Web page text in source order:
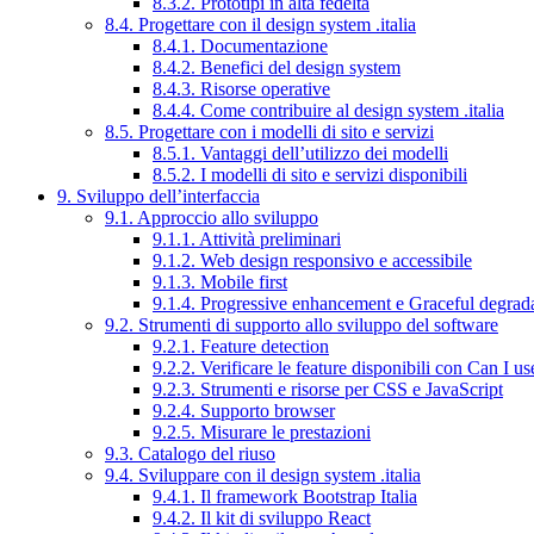
8.4. Progettare con il design system .italia
8.4.1. Documentazione
8.4.2. Benefici del design system
8.4.3. Risorse operative
8.4.4. Come contribuire al design system .italia
8.5. Progettare con i modelli di sito e servizi
8.5.1. Vantaggi dell’utilizzo dei modelli
8.5.2. I modelli di sito e servizi disponibili
9. Sviluppo dell’interfaccia
9.1. Approccio allo sviluppo
9.1.1. Attività preliminari
9.1.2. Web design responsivo e accessibile
9.1.3. Mobile first
9.1.4. Progressive enhancement e Graceful
9.2. Strumenti di supporto allo sviluppo del software
9.2.1. Feature detection
9.2.2. Verificare le feature disponibili con Can I
9.2.3. Strumenti e risorse per CSS e JavaScript
9.2.4. Supporto browser
9.2.5. Misurare le prestazioni
9.3. Catalogo del riuso
9.4. Sviluppare con il design system .italia
9.4.1. Il framework Bootstrap Italia
9.4.2. Il kit di sviluppo React